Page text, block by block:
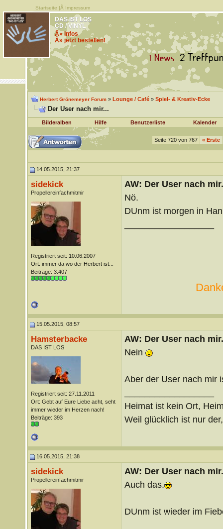
Startseite |Â Impressum
DAS IST LOS
CD / VINYL
Â» Infos
Â» jetzt bestellen!
Herbert Grönemeyer Forum» Lounge / Café» Spiel- & Kreativ-Ecke
Der User nach mir...
Bilderalben Hilfe Benutzerliste Kalender
Seite 720 von 767 «Erste
14.05.2015, 21:37
sidekick
Propellereinfachmitmir
Registriert seit: 10.06.2007
Ort: immer da wo der Herbert ist...
Beiträge: 3.407
AW: Der User nach
Nö.
DUnm ist morgen in
15.05.2015, 08:57
Hamsterbacke
DAS IST LOS
Registriert seit: 27.11.2011
Ort: Gebt auf Eure Liebe acht, seht
immer wieder im Herzen nach!
Beiträge: 393
AW: Der User nach
Nein
Aber der User nach mir
Heimat ist kein Ort,
Weil glücklich ist nur
16.05.2015, 21:38
sidekick
Propellereinfachmitmir
AW: Der User nach
Auch das.
DUnm ist wieder im